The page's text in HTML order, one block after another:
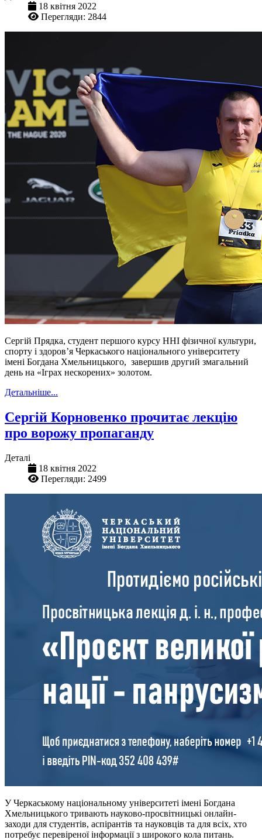
18 квітня 2022
Перегляди: 2844
Сергій Прядка, студент першого курсу ННІ фізичної культури,
спорту і здоров’я Черкаського національного університету
імені Богдана Хмельницького, завершив другий змагальний
день на «Іграх нескорених» золотом.
Детальніше...
Сергій Корновенко прочитає лекцію
про ворожу пропаганду
Деталі
18 квітня 2022
Перегляди: 2499
У Черкаському національному університеті імені Богдана
Хмельницького тривають науково-просвітницькі онлайн-
заходи для студентів, аспірантів та науковців та для всіх, хто
потребує перевіреної інформації з широкого кола питань.